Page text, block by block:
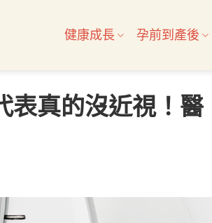
健康成長 孕前到產後
表真的沒近視！